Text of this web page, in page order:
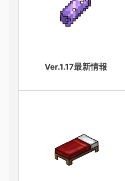
Ver.1.17最新情報